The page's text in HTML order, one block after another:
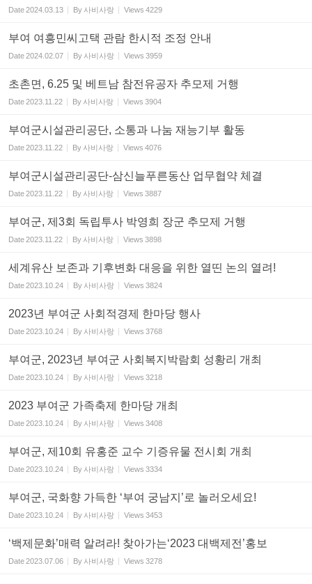
Date2024.03.13 By 사비사랑 Views 4229
부여 여흥민씨고택 관람 한시적 조정 안내
Date2024.02.07 By 사비사랑 Views 3959
초촌면, 6.25 및 베트남 참전유공자 추모제 거행
Date2023.11.22 By 사비사랑 Views 3904
부여군시설관리공단, 소통과 나눔 재능기부 활동
Date2023.11.22 By 사비사랑 Views 4076
부여군시설관리공단-삼신늘푸른동산 업무협약 체결
Date2023.11.22 By 사비사랑 Views 3887
부여군, 제3회 독립투사 박영희 장군 추모제 거행
Date2023.11.22 By 사비사랑 Views 3898
세계유산 보존과 기후변화 대응을 위한 열띤 논의 열려!
Date2023.10.24 By 사비사랑 Views 3824
2023년 부여군 사회적경제 한마당 행사
Date2023.10.24 By 사비사랑 Views 3768
부여군, 2023년 부여군 사회복지박람회 성황리 개최
Date2023.10.24 By 사비사랑 Views 3218
2023 부여군 가족축제 한마당 개최
Date2023.10.24 By 사비사랑 Views 3408
부여군, 제10회 유홍준 교수 기증유물 전시회 개최
Date2023.10.24 By 사비사랑 Views 3334
부여군, 국화향 가득한 ‘부여 궁남지’로 놀러오세요!
Date2023.10.24 By 사비사랑 Views 3453
‘백제문화’매력 알려라! 찾아가는‘2023 대백제전’홍보
Date2023.07.06 By 사비사랑 Views 3278